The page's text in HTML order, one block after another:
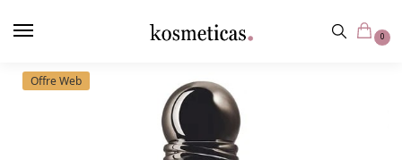
principal
0
Offre Web